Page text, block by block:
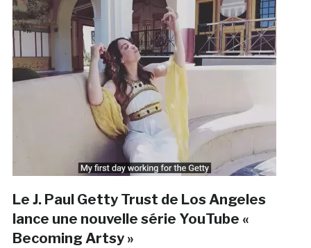
Le J. Paul Getty Trust de Los Angeles
lance une nouvelle série YouTube «
Becoming Artsy »